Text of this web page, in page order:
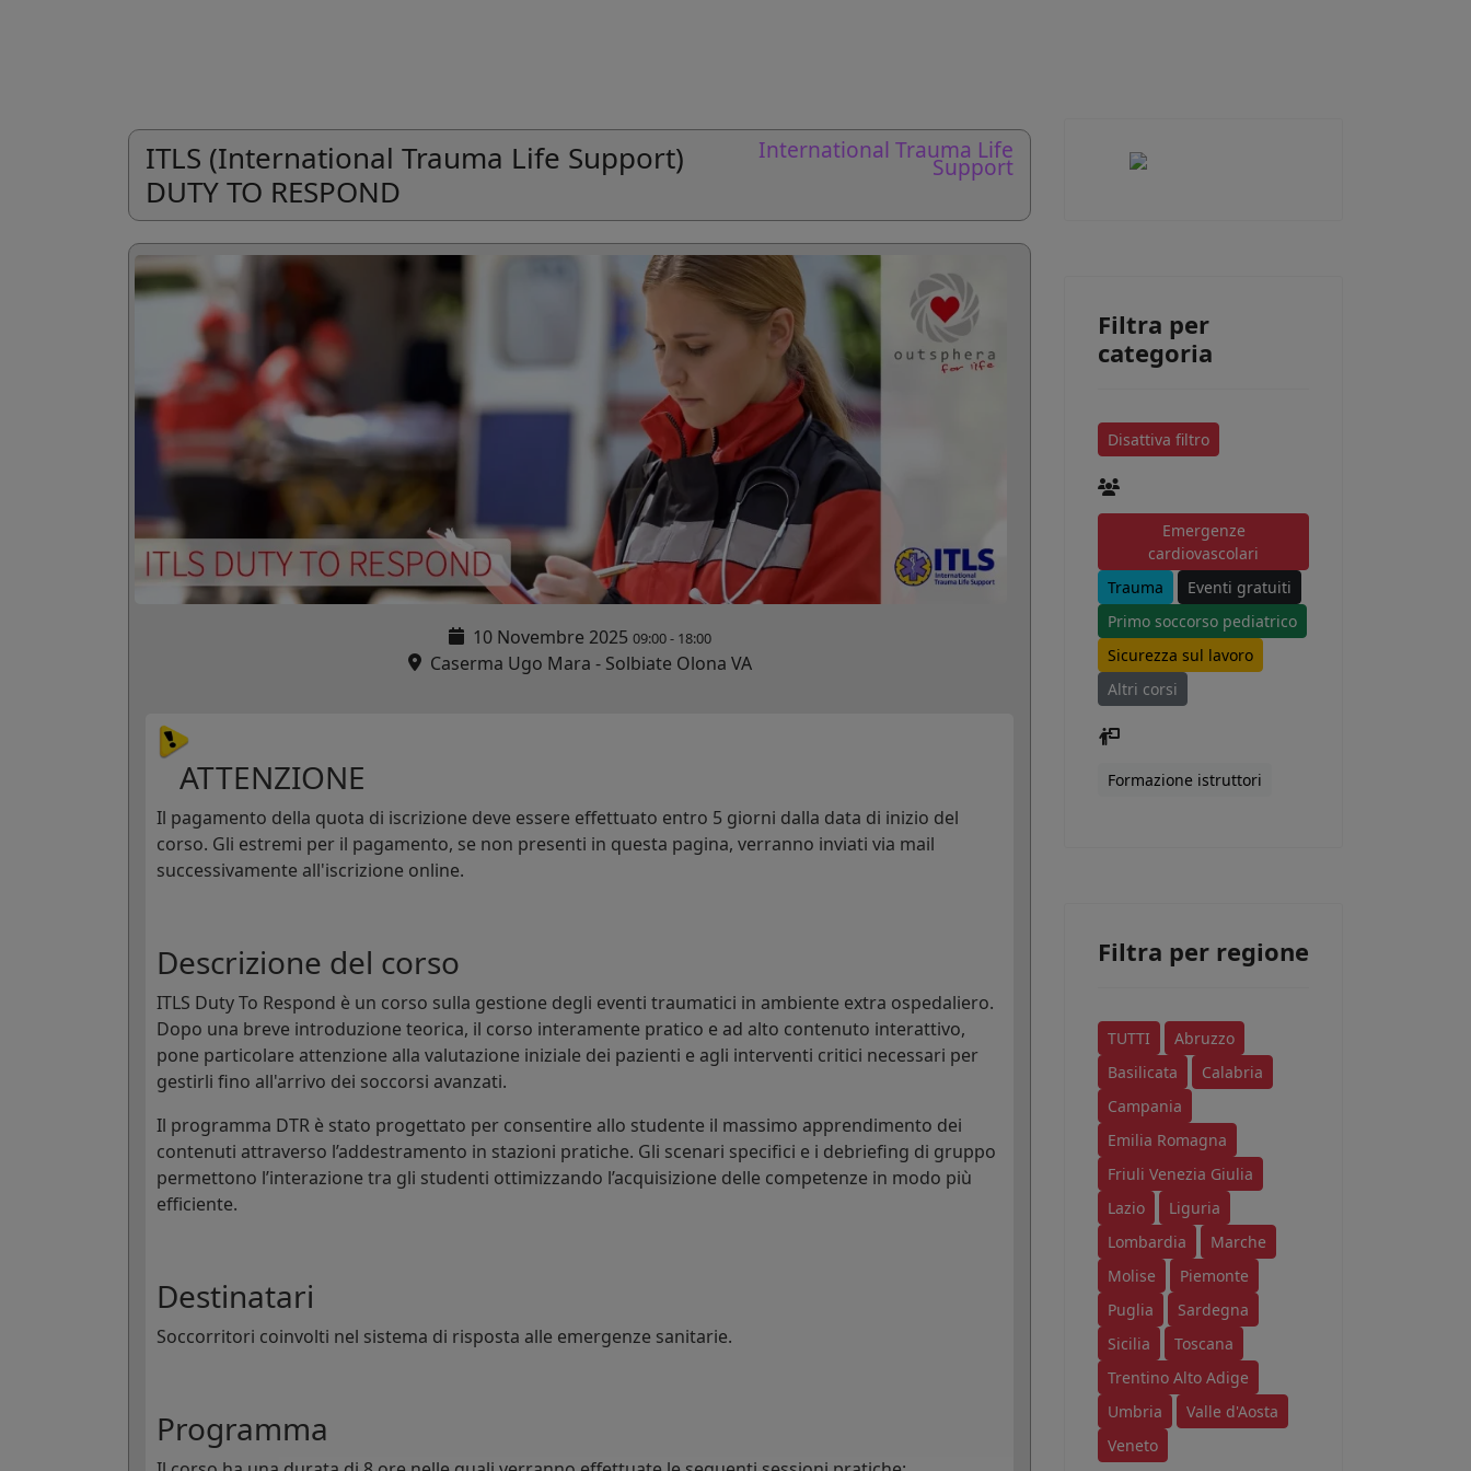
ITLS (International Trauma Life Support)
DUTY TO RESPOND
International Trauma Life
Support
10 Novembre 2025 09:00- 18:00
Caserma Ugo Mara - Solbiate Olona VA
ATTENZIONE
Il pagamento della quota di iscrizione deve essere effettuato entro 5 giorni dalla data di inizio del
corso. Gli estremi per il pagamento, se non presenti in questa pagina, verranno inviati via mail
successivamente all'iscrizione online.
Descrizione del corso
ITLS Duty To Respond è un corso sulla gestione degli eventi traumatici in ambiente extra ospedaliero.
Dopo una breve introduzione teorica, il corso interamente pratico e ad alto contenuto interattivo,
pone particolare attenzione alla valutazione iniziale dei pazienti e agli interventi critici necessari per
gestirli fino all'arrivo dei soccorsi avanzati.
Il programma DTR è stato progettato per consentire allo studente il massimo apprendimento dei
contenuti attraverso l’addestramento in stazioni pratiche. Gli scenari specifici e i debriefing di gruppo
permettono l’interazione tra gli studenti ottimizzando l’acquisizione delle competenze in modo più
efficiente.
Destinatari
Soccorritori coinvolti nel sistema di risposta alle emergenze sanitarie.
Programma
Filtra per
categoria
Disattiva filtro
Emergenze
cardiovascolari
Trauma
Eventi gratuiti
Primo soccorso pediatrico
Sicurezza sul lavoro
Altri corsi
Formazione istruttori
Filtra per regione
TUTTI
Abruzzo
Basilicata
Calabria
Campania
Emilia Romagna
Friuli Venezia Giulia
Lazio
Liguria
Lombardia
Marche
Molise
Piemonte
Puglia
Sardegna
Sicilia
Toscana
Trentino Alto Adige
Umbria
Valle d'Aosta
Veneto